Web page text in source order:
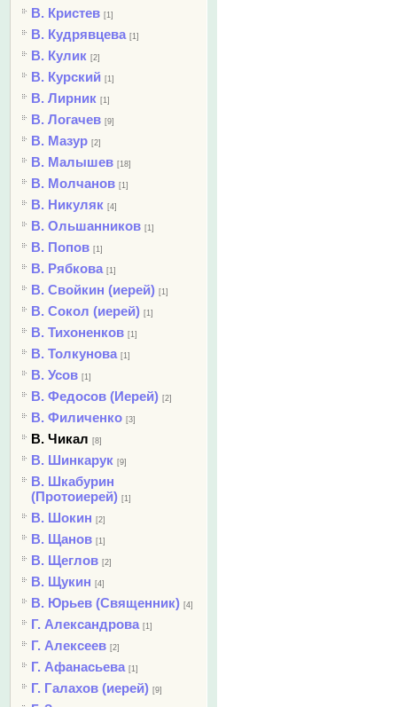
В. Кристев [1]
В. Кудрявцева [1]
В. Кулик [2]
В. Курский [1]
В. Лирник [1]
В. Логачев [9]
В. Мазур [2]
В. Малышев [18]
В. Молчанов [1]
В. Никуляк [4]
В. Ольшанников [1]
В. Попов [1]
В. Рябкова [1]
В. Свойкин (иерей) [1]
В. Сокол (иерей) [1]
В. Тихоненков [1]
В. Толкунова [1]
В. Усов [1]
В. Федосов (Иерей) [2]
В. Филиченко [3]
В. Чикал [8]
В. Шинкарук [9]
В. Шкабурин
(Протоиерей) [1]
В. Шокин [2]
В. Щанов [1]
В. Щеглов [2]
В. Щукин [4]
В. Юрьев (Священник) [4]
Г. Александрова [1]
Г. Алексеев [2]
Г. Афанасьева [1]
Г. Галахов (иерей) [9]